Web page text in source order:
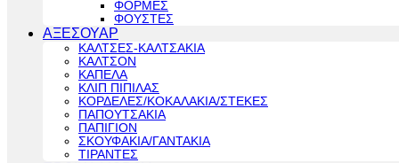
ΦΟΡΜΕΣ
ΦΟΥΣΤΕΣ
ΑΞΕΣΟΥΑΡ
ΚΑΛΤΣΕΣ-ΚΑΛΤΣΑΚΙΑ
ΚΑΛΤΣΟΝ
ΚΑΠΕΛΑ
ΚΛΙΠ ΠΙΠΙΛΑΣ
ΚΟΡΔΕΛΕΣ/ΚΟΚΑΛΑΚΙΑ/ΣΤΕΚΕΣ
ΠΑΠΟΥΤΣΑΚΙΑ
ΠΑΠΙΓΙΟΝ
ΣΚΟΥΦΑΚΙΑ/ΓΑΝΤΑΚΙΑ
ΤΙΡΑΝΤΕΣ